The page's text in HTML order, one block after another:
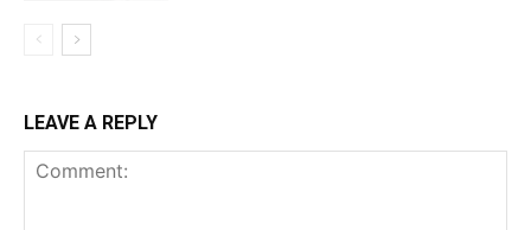
LEAVE A REPLY